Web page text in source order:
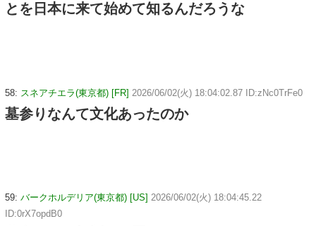
とを日本に来て始めて知るんだろうな
58: スネアチエラ(東京都) [FR] 2026/06/02(火) 18:04:02.87 ID:zNc0TrFe0
墓参りなんて文化あったのか
59: バークホルデリア(東京都) [US] 2026/06/02(火) 18:04:45.22
ID:0rX7opdB0